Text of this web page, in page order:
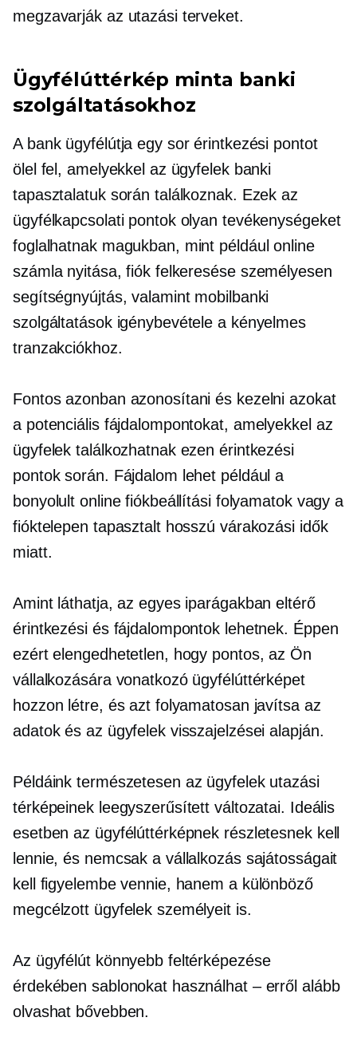
megzavarják az utazási terveket.
Ügyfélúttérkép minta banki
szolgáltatásokhoz
A bank ügyfélútja egy sor érintkezési pontot
ölel fel, amelyekkel az ügyfelek banki
tapasztalatuk során találkoznak. Ezek az
ügyfélkapcsolati pontok olyan tevékenységeket
foglalhatnak magukban, mint például online
számla nyitása, fiók felkeresése személyesen
segítségnyújtás, valamint mobilbanki
szolgáltatások igénybevétele a kényelmes
tranzakciókhoz.
Fontos azonban azonosítani és kezelni azokat
a potenciális fájdalompontokat, amelyekkel az
ügyfelek találkozhatnak ezen érintkezési
pontok során. Fájdalom lehet például a
bonyolult online fiókbeállítási folyamatok vagy a
fióktelepen tapasztalt hosszú várakozási idők
miatt.
Amint láthatja, az egyes iparágakban eltérő
érintkezési és fájdalompontok lehetnek. Éppen
ezért elengedhetetlen, hogy pontos, az Ön
vállalkozására vonatkozó ügyfélúttérképet
hozzon létre, és azt folyamatosan javítsa az
adatok és az ügyfelek visszajelzései alapján.
Példáink természetesen az ügyfelek utazási
térképeinek leegyszerűsített változatai. Ideális
esetben az ügyfélúttérképnek részletesnek kell
lennie, és nemcsak a vállalkozás sajátosságait
kell figyelembe vennie, hanem a különböző
megcélzott ügyfelek személyeit is.
Az ügyfélút könnyebb feltérképezése
érdekében sablonokat használhat – erről alább
olvashat bővebben.